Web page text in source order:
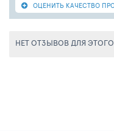
ОЦЕНИТЬ КАЧЕСТВО
НЕТ ОТЗЫВОВ ДЛЯ